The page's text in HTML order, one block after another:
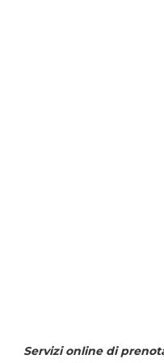
Servizi online di